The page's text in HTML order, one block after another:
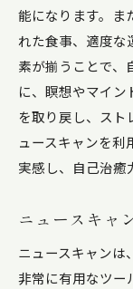
能になります。ま
れた食事、適度な
素が揃うことで、
に、瞑想やマイン
を取り戻し、スト
ュースキャンを利
実感し、自己治癒
ニュースキャ
ニュースキャンは
非常に有用なツー